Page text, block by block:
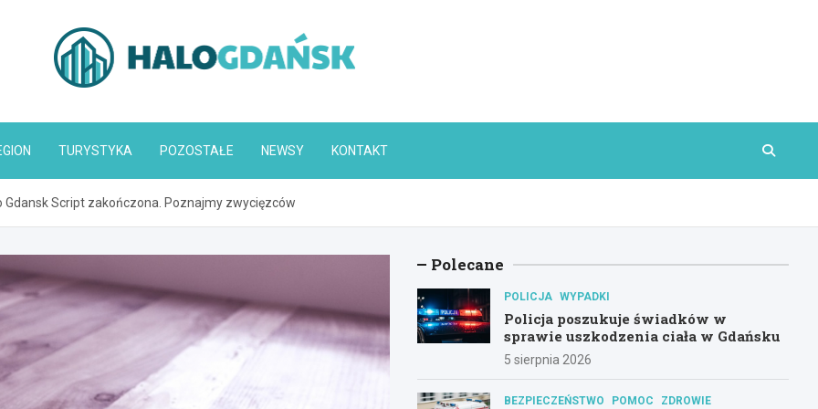
HaloGdańsk.pl
TURYSTYKA POZOSTAŁE NEWSY KONTAKT
Script zakończona. Poznajmy zwycięzców
Polecane
POLICJA WYPADKI
Policja poszukuje świadków w
sprawie uszkodzenia ciała w Gdańsku
5 sierpnia 2026
BEZPIECZEŃSTWO POMOC ZDROWIE